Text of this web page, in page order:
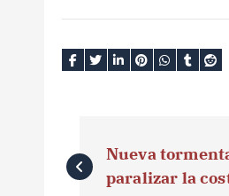
a
Nueva
paralizar la